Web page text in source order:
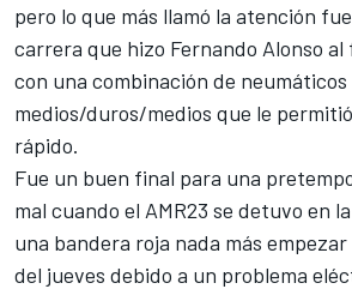
pero lo que más llamó la atención
carrera que hizo Fernando Alonso al
con una combinación de neumáticos
medios/duros/medios que le
rápido.
Fue un buen final para una
mal cuando el AMR23 se detuvo en
una bandera roja nada más
del jueves debido a un problema